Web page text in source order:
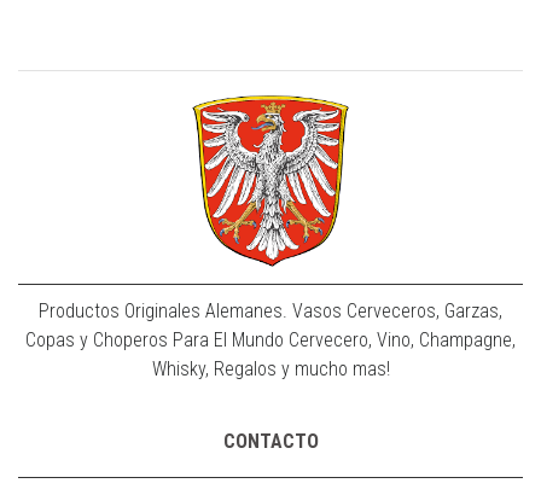
Productos Originales Alemanes. Vasos Cerveceros, Garzas,
Copas y Choperos Para El Mundo Cervecero, Vino, Champagne,
Whisky, Regalos y mucho mas!
CONTACTO